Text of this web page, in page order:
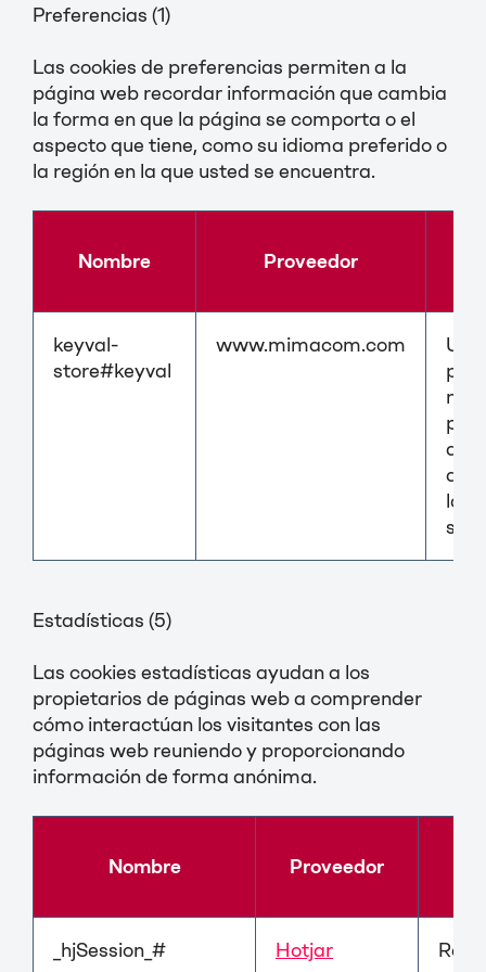
Preferencias (1)
Las cookies de preferencias permiten a la
página web recordar información que cambia
la forma en que la página se comporta o el
aspecto que tiene, como su idioma preferido o
la región en la que usted se encuentra.
Nombre Proveedor
keyval-
store#keyval
www.mimacom.com
del
a lo
la
Estadísticas (5)
Las cookies estadísticas ayudan a los
propietarios de páginas web a comprender
cómo interactúan los visitantes con las
páginas web reuniendo y proporcionando
información de forma anónima.
Nombre Proveedor
_hjSession_# Hotjar